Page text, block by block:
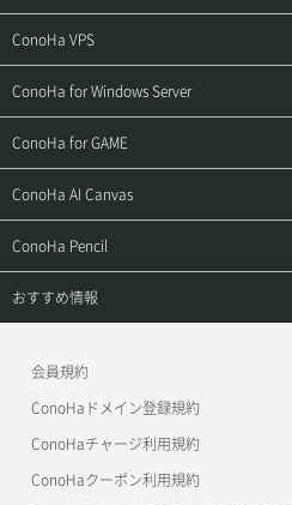
ご契約・お支払い
用語集
お問い合わせ
サポートトップ
ご利用ガイド
お乗り換えガイド
よくある質問
ConoHa VPS
サポートトップ
ご利用ガイド
APIドキュメントVPS2.0
APIドキュメントVPS3.0
ConoHa for Windows Server
サポートトップ
ご利用ガイド
APIドキュメントVPS2.0
APIドキュメントVPS3.0
ConoHa for GAME
サポートトップ
ご利用ガイド
ConoHa AI Canvas
サポートトップ
ご利用ガイド
ConoHa Pencil
サポートトップ
おすすめ情報
美雲このは徹底ガイド
会員規約
ConoHaドメイン登録規約
ConoHaチャージ利用規約
ConoHaクーポン利用規約